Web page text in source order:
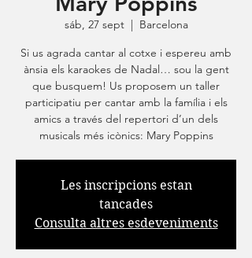
sáb, 27 sept
  |
Barcelona
Si us agrada cantar al cotxe i espereu amb
ànsia els karaokes de Nadal… sou la gent
que busquem! Us proposem un taller
participatiu per cantar amb la família i els
amics a través del repertori d’un dels
musicals més icònics: Mary Poppins
Les inscripcions estan
tancades
Consulta altres esdeveniments